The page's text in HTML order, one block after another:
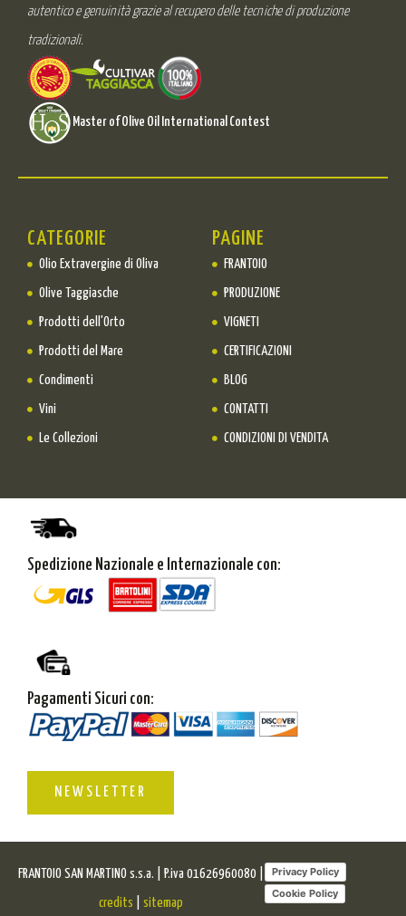
autentico e genuinità grazie al recupero delle tecniche di produzione
tradizionali.
Master of Olive Oil International Contest
CATEGORIE
Olio Extravergine di Oliva
Olive Taggiasche
Prodotti dell'Orto
Prodotti del Mare
Condimenti
Vini
Le Collezioni
PAGINE
FRANTOIO
PRODUZIONE
VIGNETI
CERTIFICAZIONI
BLOG
CONTATTI
CONDIZIONI DI VENDITA
Spedizione Nazionale e Internazionale con:
Pagamenti Sicuri con:
NEWSLETTER
FRANTOIO SAN MARTINO s.s.a. | P.iva 01626960080 |
credits |sitemap
Privacy Policy
Cookie Policy